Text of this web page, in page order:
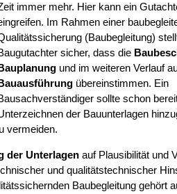
immer mehr. Hier kann ein
Im Rahmen einer
(Baubegleitung)
sicher, dass die
und im weiteren Verlauf
übereinstimmen. Ein
sollte schon
der Bauunterlagen
vermeiden.
der Unterlagenauf Plausibilität und
und qualitätstechnischer
Baubegleitung gehört